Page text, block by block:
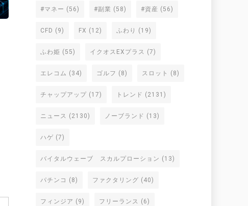
#マネー (56) #副業 (58) #資産 (56)
CFD (9) FX (12) ふわり (19)
ふわ姫 (55) イクオスEXプラス (7)
エレコム (34) ゴルフ (8) スロット (8)
チャップアップ (17) トレンド (2131)
ニュース (2130) ノーブランド (13)
ハゲ (7)
バイタルウェーブ スカルプローション (13)
パチンコ (8) ファクタリング (40)
フィンジア (9) フリーランス (6)